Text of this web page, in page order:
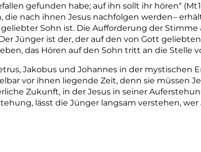
gefunden habe; auf ihn sollt ihr hören“ (Mt
die nach ihnen Jesus nachfolgen werden–
Sohn ist. Die Aufforderung der
Jünger ist der, der auf den von Gott
das Hören auf den Sohn tritt an die Stelle
Jakobus und Johannes in der
vor ihnen liegende Zeit, denn sie müssen
Zukunft, in der Jesus in seiner
lässt die Jünger langsam verstehen, wer